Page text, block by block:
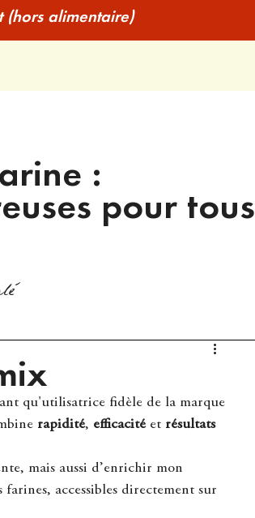
(hors alimentaire)
:
pour tous
qu'utilisatrice fidèle de la marque
rapidité, efficacité et résultats
mais aussi d’enrichir mon
accessibles directement sur